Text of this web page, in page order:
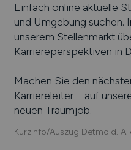
Einfach online aktuelle
und Umgebung suchen.
unserem Stellenmarkt
Karriereperspektiven in
Machen Sie den
Karriereleiter – auf
neuen Traumjob.
Kurzinfo/Auszug Detmold.